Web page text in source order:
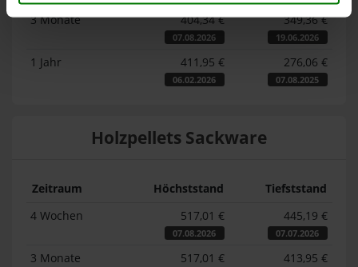
3 Monate 404,34 €
07.08.2026
349,36 €
19.06.2026
1 Jahr 411,95 €
06.02.2026
276,06 €
07.08.2025
Holzpellets Sackware
Zeitraum Höchststand
Tiefststand
4 Wochen
517,01 €
07.08.2026
445,19 €
07.07.2026
3 Monate 517,01 € 413,95 €